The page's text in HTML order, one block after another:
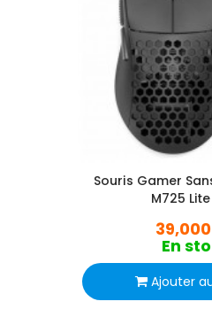
Souris Gamer
M725
En
Ajouter